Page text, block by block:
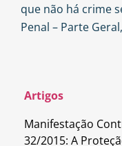
que não há crime
Penal – Parte
Artigos
Manifestação
32/2015: A